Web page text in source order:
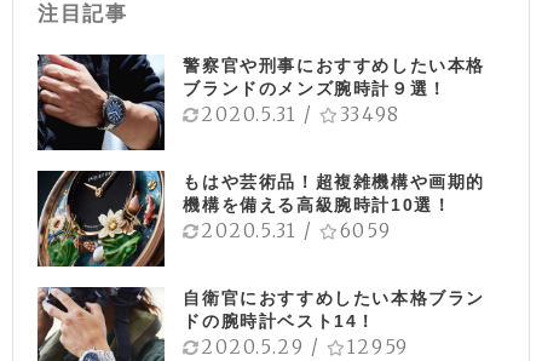
注目記事
警察官や刑事におすすめしたい本格
ブランドのメンズ腕時計９選！
2020.5.31 / 33498
もはや芸術品！超複雑機構や画期的
機構を備える高級腕時計10選！
2020.5.31 / 6059
自衛官におすすめしたい本格ブラン
ドの腕時計ベスト14！
2020.5.29 / 12959